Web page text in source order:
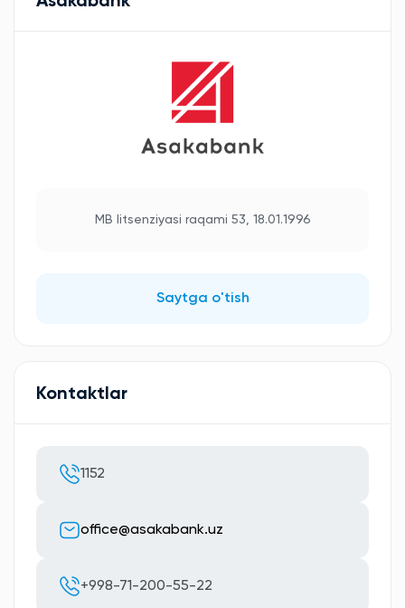
MB litsenziyasi raqami 53, 18.01.1996
Saytga o'tish
Kontaktlar
1152
office@asakabank.uz
+998-71-200-55-22